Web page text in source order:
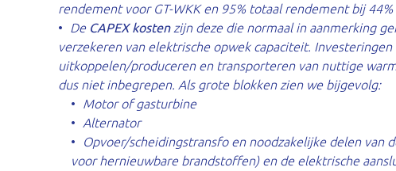
rendement voor GT-WKK en 95% totaal rendement bij
De CAPEX kostenzijn deze die normaal in aanmerking
verzekeren van elektrische opwek capaciteit.
uitkoppelen/produceren en transporteren van nuttige
dus niet inbegrepen. Als grote blokken zien we bijgevolg:
Motor of gasturbine
Alternator
Opvoer/scheidingstransfo en noodzakelijke delen van
voor hernieuwbare brandstoffen) en de elektrische